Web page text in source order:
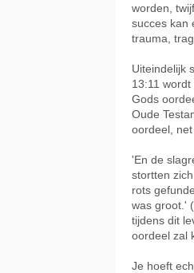
worden,
succes kan
trauma,
Uiteindelijk
13:11
Gods
Oude
oordeel,
'En de
stortten
rots
was groot.'
tijdens dit
oordeel zal
Je hoeft